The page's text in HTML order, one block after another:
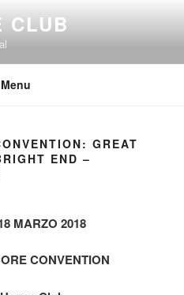
CLUB
Menu
GREAT
END –
MARZO 2018
CONVENTION